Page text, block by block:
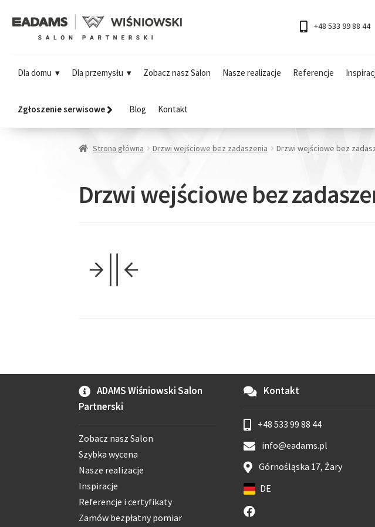
+48 533 99 88 44
Dla domu Dla przemysłu Zobacz nasz Salon Nasze realizacje Referencje
Zgłoszenie serwisowe Blog Kontakt
Strona główna Drzwi wejściowe bez zadaszenia Drzwi wejściowe bez
Drzwi wejściowe bez
ADAMS Wiśniowski Salon
Partnerski
Zobacz nasz Salon
Szybka wycena
Nasze realizacje
Inspiracje
Referencje i certyfikaty
Zamów bezpłatny pomiar
Kontakt
+48 533 99 88 44
info@eadams.pl
Górnośląska 17, Żary
DE